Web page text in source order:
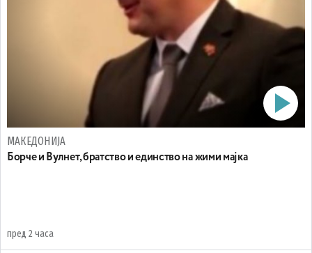
МАКЕДОНИЈА
Борче и Вулнет, братство и единство на жими мајка
пред 2 часа